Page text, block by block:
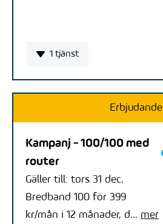
1 tjänst
Erbjudande
Kampanj - 100/100 med
router
Gäller till: tors 31 dec.
Bredband 100 för 399
kr/mån i 12 månader, d... mer